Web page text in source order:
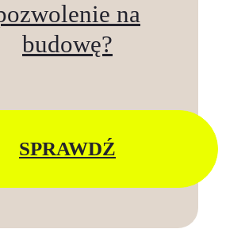
na
budowę?
SPRAWDŹ